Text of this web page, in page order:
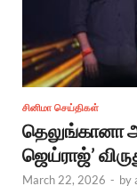
சினிமா செய்திகள்
தெலுங்கானா
ஜெய்ராஜ்’
March 22, 2026 - by